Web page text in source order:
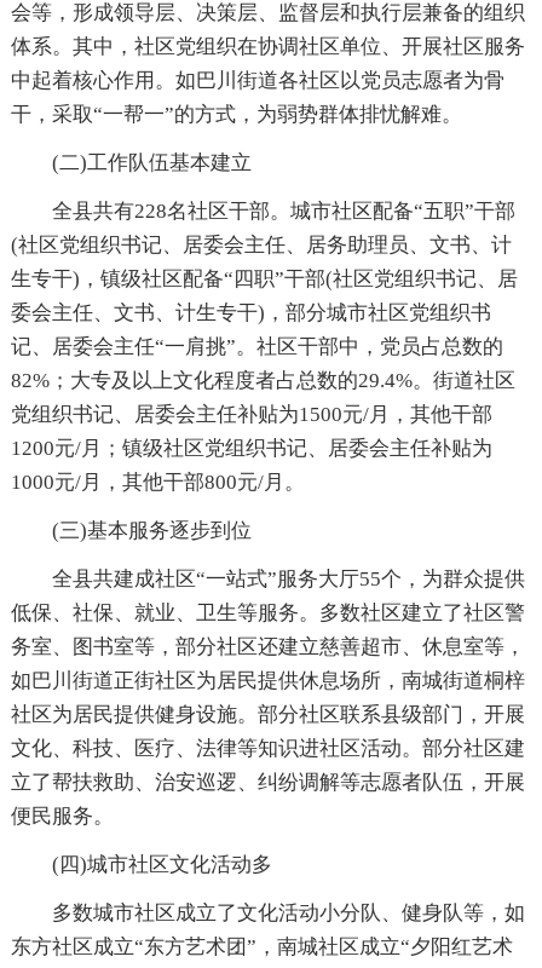
会等，形成领导层、决策层、监督层和执行层兼备的组织
体系。其中，社区党组织在协调社区单位、开展社区服务
中起着核心作用。如巴川街道各社区以党员志愿者为骨
干，采取“一帮一”的方式，为弱势群体排忧解难。
(二)工作队伍基本建立
全县共有228名社区干部。城市社区配备“五职”干部
(社区党组织书记、居委会主任、居务助理员、文书、计
生专干)，镇级社区配备“四职”干部(社区党组织书记、居
委会主任、文书、计生专干)，部分城市社区党组织书
记、居委会主任“一肩挑”。社区干部中，党员占总数的
82%；大专及以上文化程度者占总数的29.4%。街道社区
党组织书记、居委会主任补贴为1500元/月，其他干部
1200元/月；镇级社区党组织书记、居委会主任补贴为
1000元/月，其他干部800元/月。
(三)基本服务逐步到位
全县共建成社区“一站式”服务大厅55个，为群众提供
低保、社保、就业、卫生等服务。多数社区建立了社区警
务室、图书室等，部分社区还建立慈善超市、休息室等，
如巴川街道正街社区为居民提供休息场所，南城街道桐梓
社区为居民提供健身设施。部分社区联系县级部门，开展
文化、科技、医疗、法律等知识进社区活动。部分社区建
立了帮扶救助、治安巡逻、纠纷调解等志愿者队伍，开展
便民服务。
(四)城市社区文化活动多
多数城市社区成立了文化活动小分队、健身队等，如
东方社区成立“东方艺术团”，南城社区成立“夕阳红艺术